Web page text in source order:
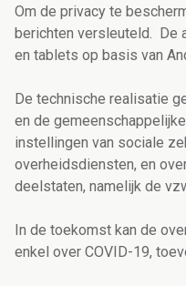
Om de privacy te
berichten versleuteld. De
en tablets op basis van
De technische realisatie
en de
instellingen van sociale
overheidsdiensten, en
deelstaten, namelijk de
In de toekomst kan de
enkel over COVID-19,